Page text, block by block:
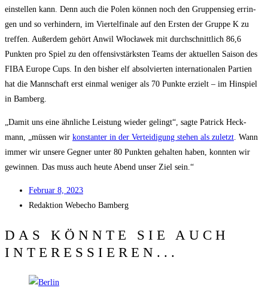
ein­stel­len kann. Denn auch die Polen kön­nen noch den Grup­pen­sieg errin­
gen und so ver­hin­dern, im Vier­tel­fi­na­le auf den Ers­ten der Grup­pe K zu
tref­fen. Außer­dem gehört Anwil Włocła­wek mit durch­schnitt­lich 86,6
Punk­ten pro Spiel zu den offen­siv­stärks­ten Teams der aktu­el­len Sai­son des
FIBA Euro­pe Cups. In den bis­her elf absol­vier­ten inter­na­tio­na­len Par­tien
hat die Mann­schaft erst ein­mal weni­ger als 70 Punk­te erzielt – im Hin­spiel
in Bamberg.
„Damit uns eine ähn­li­che Leis­tung wie­der gelingt“, sag­te Patrick Heck­
mann, „müs­sen wir kon­stan­ter in der Ver­tei­di­gung ste­hen als zuletzt. Wann
immer wir unse­re Geg­ner unter 80 Punk­ten gehal­ten haben, konn­ten wir
gewin­nen. Das muss auch heu­te Abend unser Ziel sein.“
Febru­ar 8, 2023
Redak­ti­on Web­echo Bamberg
DAS KÖNNTE SIE AUCH
INTERESSIEREN...